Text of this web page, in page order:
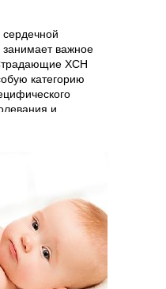
важное
ХСН
категорию
и